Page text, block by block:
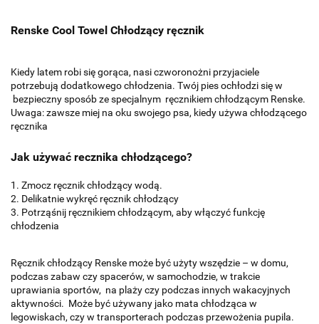
Renske Cool Towel Chłodzący ręcznik
Kiedy latem robi się gorąca, nasi czworonożni przyjaciele
potrzebują dodatkowego chłodzenia. Twój pies ochłodzi się w
bezpieczny sposób ze specjalnym ręcznikiem chłodzącym Renske.
Uwaga: zawsze miej na oku swojego psa, kiedy używa chłodzącego
ręcznika
Jak używać recznika chłodzącego?
1. Zmocz ręcznik chłodzący wodą.
2. Delikatnie wykręć ręcznik chłodzący
3. Potrząśnij ręcznikiem chłodzącym, aby włączyć funkcję
chłodzenia
Ręcznik chłodzący Renske może być użyty wszędzie – w domu,
podczas zabaw czy spacerów, w samochodzie, w trakcie
uprawiania sportów, na plaży czy podczas innych wakacyjnych
aktywności. Może być używany jako mata chłodząca w
legowiskach, czy w transporterach podczas przewożenia pupila.